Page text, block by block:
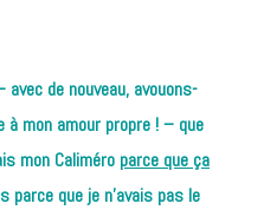
de nouveau, avouons-
à mon amour propre ! – que
mon Caliméro parce que ça
parce que je n’avais pas le